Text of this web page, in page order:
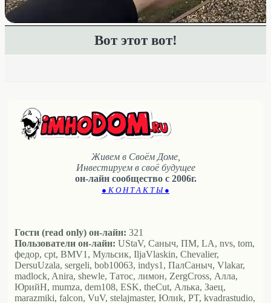
Вот этот вот!
Живем в Своём Доме,
Инвестируем в своё будущее
он-лайн сообщество с 2006г.
● К О Н Т А К Т Ы ●
Гости (read only) он-лайн: 321
Пользователи он-лайн: UStaV, Саныч, ПМ, LA, nvs, tom,
федор, cpt, BMV1, Мульсик, IljaVlaskin, Chevalier,
DersuUzala, sergeli, bob10063, indys1, ПалСаныч, Vlakar,
madlock, Anira, shewle, Татос, лимон, ZergCross, Алла,
ЮрийН, mumza, dem108, ESK, theCut, Алька, Заец,
marazmiki, falcon, VuV, stelajmaster, Юлиk, PT, kvadrastudio,